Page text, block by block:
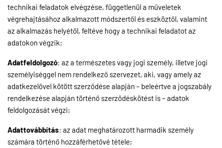
technikai feladatok elvégzése, függetlenül a műveletek
végrehajtásához alkalmazott módszertől és eszköztől, valamint
az alkalmazás helyétől, feltéve hogy a technikai feladatot az
adatokon végzik;
Adatfeldolgozó: az a természetes vagy jogi személy, illetve jogi
személyiséggel nem rendelkező szervezet, aki, vagy amely az
adatkezelővel kötött szerződése alapján – beleértve a jogszabály
rendelkezése alapján történő szerződéskötést is – adatok
feldolgozását végzi;
Adattovábbítás: az adat meghatározott harmadik személy
számára történő hozzáférhetővé tétele;